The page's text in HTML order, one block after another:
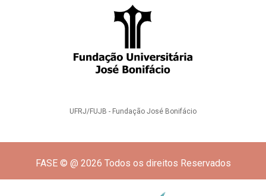
UFRJ/FUJB - Fundação José Bonifácio
FASE © @ 2026 Todos os direitos Reservados